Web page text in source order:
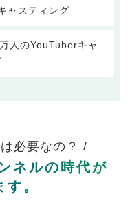
ャスティング
人のYouTuberキャ
必要なの？ /
ネルの時代が
。